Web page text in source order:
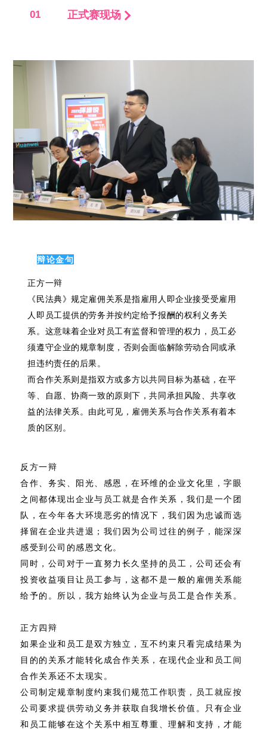
01 正式赛现场
辩论金句
正方一辩
《民法典》规定雇佣关系是指雇用人即企业接受受雇用
人即员工提供的劳务并按约定给予报酬的权利义务关
系。这意味着企业对员工有监督和管理的权力，员工必
须遵守企业的规章制度，否则会面临解除劳动合同或承
担违约责任的后果。
而合作关系则是指双方或多方以共同目标为基础，在平
等、自愿、协商一致的原则下，共同承担风险、共享收
益的法律关系。由此可见，雇佣关系与合作关系有着本
质的区别。
反方一辩
合作、务实、阳光、感恩，在环维的企业文化里，字眼
之间都体现出企业与员工就是合作关系，我们是一个团
队，在今年各大环境恶劣的情况下，我们因为忠诚而选
择留在企业共进退；我们因为公司过往的例子，能深深
感受到公司的感恩文化。
同时，公司对于一直努力长久坚持的员工，公司还会有
投资收益项目让员工参与，这都不是一般的雇佣关系能
给予的。所以，我方始终认为企业与员工是合作关系。
正方四辩
如果企业和员工是双方独立，互不约束只看完成结果为
目的的关系才能转化成合作关系，在现代企业和员工间
合作关系还不太现实。
公司制定规章制度约束我们规范工作职责，员工就应按
公司要求提供劳动义务并获取自我增长价值。只有企业
和员工能够在这个关系中相互尊重、理解和支持，才能